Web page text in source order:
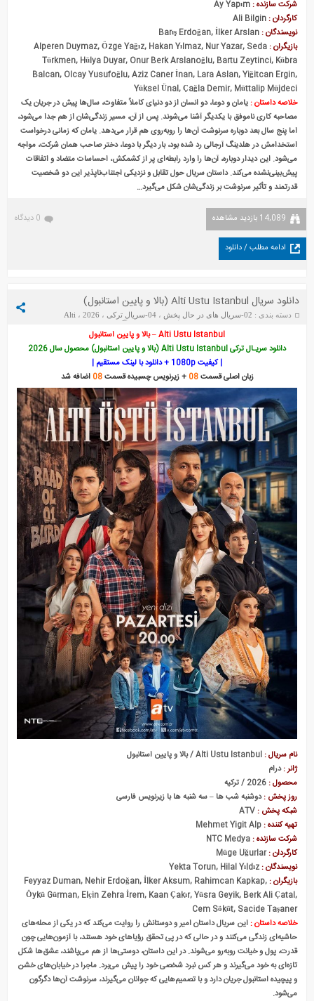
شرکت سازنده :Ay Yapım
کارگردان :Ali Bilgin
نویسندگان :Barış Erdoğan, İlker Arslan
بازیگران :Alperen Duymaz, Özge Yağız, Hakan Yılmaz, Nur Yazar, Seda
Türkmen, Hülya Duyar, Onur Berk Arslanoğlu, Bartu Zeytinci, Kübra
Balcan, Olcay Yusufoğlu, Aziz Caner İnan, Lara Aslan, Yiğitcan Ergin,
Yüksel Ünal, Çağla Demir, Müttalip Müjdeci
خلاصه داستان :یامان و دوعا، دو انسان از دو دنیای کاملاً متفاوت، سال‌ها پیش در جریان یک
مصاحبه کاری ناموفق با یکدیگر آشنا می‌شوند. پس از آن، مسیر زندگی‌شان از هم جدا می‌شود،
اما پنج سال بعد دوباره سرنوشت آن‌ها را روبه‌روی هم قرار می‌دهد. یامان که زمانی درخواست
استخدامش در هلدینگ آرجالی رد شده بود، بار دیگر با دوعا، دختر صاحب همان شرکت، مواجه
می‌شود. این دیدار دوباره، آن‌ها را وارد رابطه‌ای پر از کشمکش، احساسات متضاد و اتفاقات
پیش‌بینی‌نشده می‌کند. داستان سریال حول تقابل و نزدیکی اجتناب‌ناپذیر این دو شخصیت
قدرتمند و تأثیر سرنوشت بر زندگی‌شان شکل می‌گیرد…
14,089 بازدید مشاهده 0 دیدگاه
ادامه مطلب / دانلود
دانلود سریال Alti Ustu Istanbul (بالا و پایین استانبول)
دسته بندی : 02-سریال های در حال پخش ،04-سریال ترکی ، 2026 ، Alti
تاریخ : سه‌شنبه 4 آگوست 2026
Alti Ustu Istanbul – بالا و پایین استانبول
دانلود سریـال ترکی Alti Ustu Istanbul (بالا و پایین استانبول) محصول سال 2026
| کیفیت 1080p + دانلود با لینک مستقیم |
زبان اصلی قسمت08 + زیرنویس چسبیده قسمت08 اضافه شد
نام سریال :Alti Ustu Istanbul / بالا و پایین استانبول
ژانر :درام
محصول :2026 / ترکیه
روز پخش :دوشنبه شب ها – سه شنبه ها با زیرنویس فارسی
شبکه پخش :ATV
تهیه کننده :Mehmet Yigit Alp
شرکت سازنده :NTC Medya
کارگردان :Müge Uğurlar
نویسندگان :Yekta Torun, Hilal Yıldız
بازیگران :Feyyaz Duman, Nehir Erdoğan, İlker Aksum, Rahimcan Kapkap,
Öykü Gürman, Elçin Zehra İrem, Kaan Çakır, Yüsra Geyik, Berk Ali Çatal,
Cem Söküt, Sacide Taşaner
خلاصه داستان :این سریال داستان امیر و دوستانش را روایت می‌کند که در یکی از محله‌های
حاشیه‌ای زندگی می‌کنند و در حالی که در پی تحقق رؤیاهای خود هستند، با آزمون‌هایی چون
قدرت، پول و خیانت روبه‌رو می‌شوند. در این داستان، دوستی‌ها از هم می‌پاشند، عشق‌ها شکل
تازه‌ای به خود می‌گیرند و هر کس نبرد شخصی خود را پیش می‌برد. ماجرا در خیابان‌های خشن
و پیچیده استانبول جریان دارد و با تصمیم‌هایی که جوانان می‌گیرند، سرنوشت آن‌ها دگرگون
می‌شود.